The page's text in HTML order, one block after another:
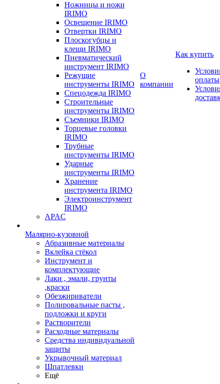
Ножницы и ножи
IRIMO
Освещение IRIMO
Отвертки IRIMO
Плоскогубцы и
клещи IRIMO
Пневматический
инструмент IRIMO
Режущие
инструменты IRIMO
Спецодежда IRIMO
Строительные
инструменты IRIMO
Съемники IRIMO
Торцевые головки
IRIMO
Трубные
инструменты IRIMO
Ударные
инструменты IRIMO
Хранение
инструмента IRIMO
Электроинструмент
IRIMO
APAC
Малярно-кузовной
Абразивные материалы
Вклейка стёкол
Инструмент и
комплектующие
Лаки , эмали, грунты
,краски
Обезжириватели
Полировальные пасты ,
подложки и круги
Растворители
Расходные материалы
Средства индивидуальной
защиты
Укрывочный материал
Шпатлевки
Ещё
О
компании
Как купить
оплаты